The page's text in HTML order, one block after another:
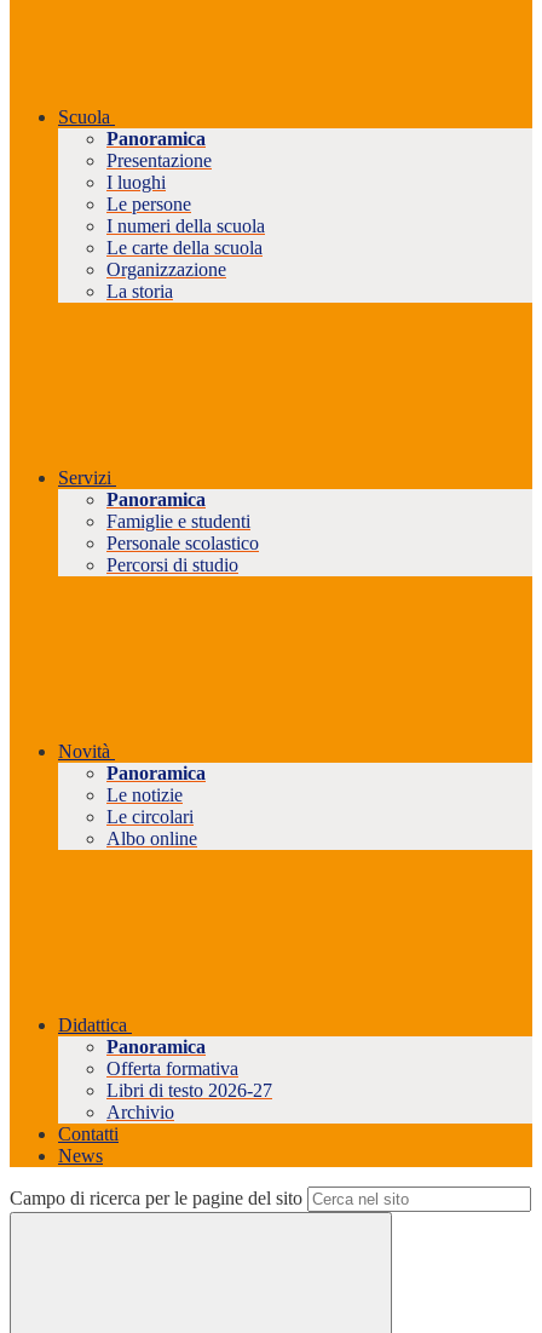
Scuola
Panoramica
Presentazione
I luoghi
Le persone
I numeri della scuola
Le carte della scuola
Organizzazione
La storia
Servizi
Panoramica
Famiglie e studenti
Personale scolastico
Percorsi di studio
Novità
Panoramica
Le notizie
Le circolari
Albo online
Didattica
Panoramica
Offerta formativa
Libri di testo 2026-27
Archivio
Contatti
News
Campo di ricerca per le pagine del sito